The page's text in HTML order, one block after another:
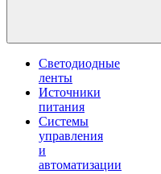
Светодиодные
ленты
Источники
питания
Системы
управления
и
автоматизации